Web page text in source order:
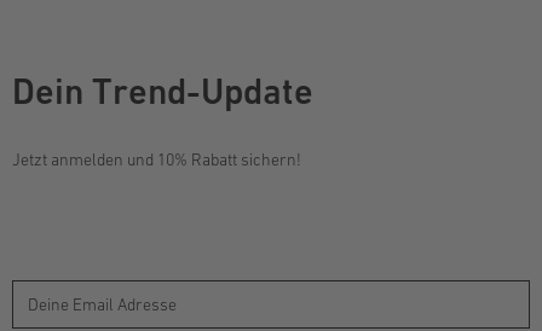
Dein Trend-Update
Jetzt anmelden und 10% Rabatt sichern!